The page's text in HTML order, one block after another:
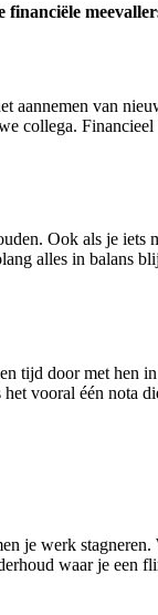
financiële
van
collega.
Ook als je
alles in balans
door met hen
vooral één nota
werk
waar je